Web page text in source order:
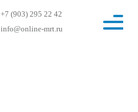
+7 (903) 295 22 42
info@online-mrt.ru